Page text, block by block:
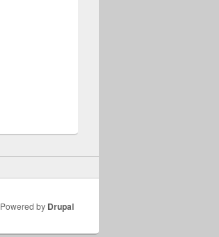
Powered by Drupal